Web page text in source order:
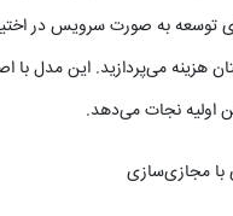
توسعه به صورت سرویس در
اولیه نجات می‌دهد.
با مجازی‌سازی